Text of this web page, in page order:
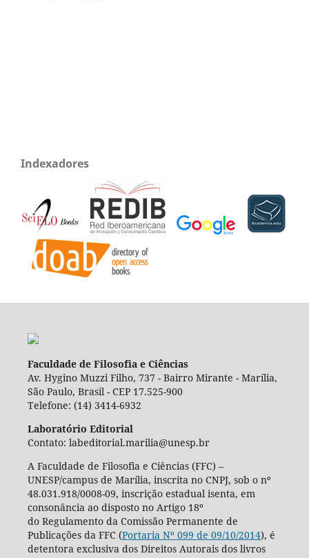
Indexadores
Faculdade de Filosofia e Ciências
Av. Hygino Muzzi Filho, 737 - Bairro Mirante - Marília,
São Paulo, Brasil - CEP 17.525-900
Telefone: (14) 3414-6932
Laboratório Editorial
Contato: labeditorial.marilia@unesp.br
A Faculdade de Filosofia e Ciências (FFC) –
UNESP/campus de Marília, inscrita no CNPJ, sob o nº
48.031.918/0008-09, inscrição estadual isenta, em
consonância ao disposto no Artigo 18º
do Regulamento da Comissão Permanente de
Publicações da FFC (Portaria Nº 099 de 09/10/2014), é
detentora exclusiva dos Direitos Autorais dos livros